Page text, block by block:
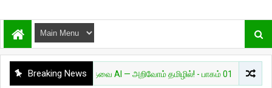
Breaking News
அறிவியல் தேவை AI — அறிவோம் தமிழில்! - பாகம் 01 சுவாரசியம்